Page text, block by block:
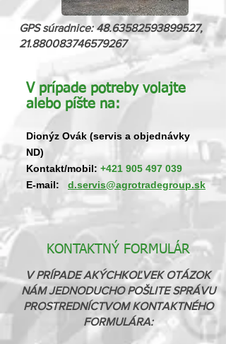
GPS súradnice:48.63582593899527,
21.880083746579267
​V prípade potreby volajte
alebo píšte na:
Dionýz Ovák (servis a objednávky
ND)
Kontakt/mobil: +421 905 497 039
E-mail:
d.servis@agrotradegroup.sk
KONTAKTNÝ FORMULÁR
V PRÍPADE AKÝCHKOĽVEK OTÁZOK
NÁM JEDNODUCHO POŠLITE SPRÁVU
PROSTREDNÍCTVOM KONTAKTNÉHO
FORMULÁRA: